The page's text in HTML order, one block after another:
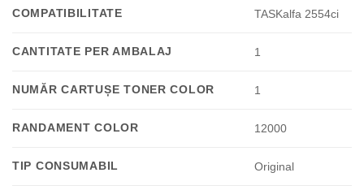
COMPATIBILITATE TASKalfa 2554ci
CANTITATE PER AMBALAJ 1
NUMĂR CARTUȘE TONER COLOR 1
RANDAMENT COLOR 12000
TIP CONSUMABIL Original